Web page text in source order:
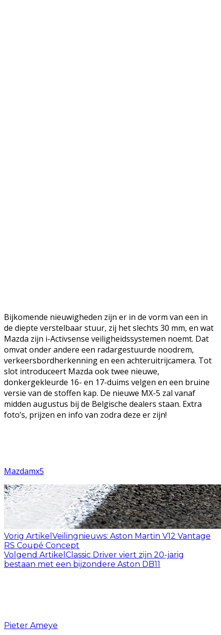
Bijkomende nieuwigheden zijn er in de vorm van een in
de diepte verstelbaar stuur, zij het slechts 30 mm, en wat
Mazda zijn i-Activsense veiligheidssystemen noemt. Dat
omvat onder andere een radargestuurde noodrem,
verkeersbordherkenning en een achteruitrijcamera. Tot
slot introduceert Mazda ook twee nieuwe,
donkergekleurde 16- en 17-duims velgen en een bruine
versie van de stoffen kap. De nieuwe MX-5 zal vanaf
midden augustus bij de Belgische dealers staan. Extra
foto’s, prijzen en info van zodra deze er zijn!
Mazdamx5
Vorig Artikel Veilingnieuws: Aston Martin V12 Vantage
RS Coupé Concept
Volgend Artikel Classic Driver viert zijn 20-jarig
bestaan met een bijzondere Aston DB11
Pieter Ameye